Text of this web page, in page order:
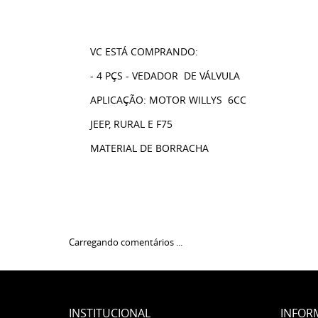
VC ESTÁ COMPRANDO:
- 4 PÇS - VEDADOR DE VÁLVULA
APLICAÇÃO: MOTOR WILLYS 6CC
JEEP, RURAL E F75
MATERIAL DE BORRACHA
Carregando comentários ...
INSTITUCIONAL